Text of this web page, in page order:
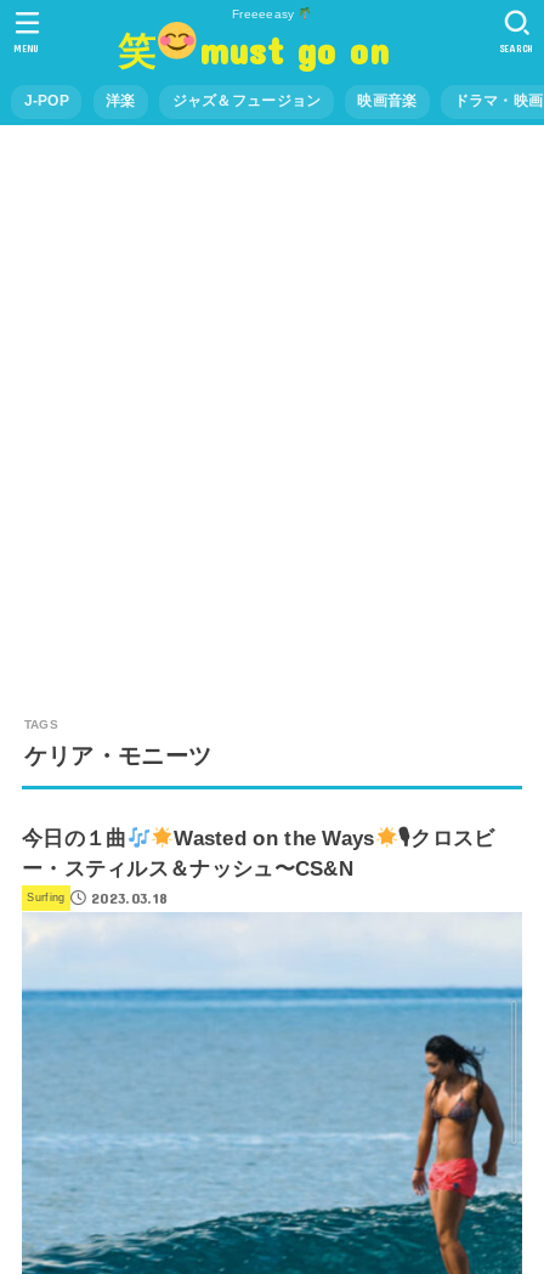
Freeeeasy
笑 must go on
J-POP 洋楽 ジャズ＆フュージョン 映画音楽 ドラマ・映
SEARCH
MENU
ケリア・モニーツ
今日の１曲 Wasted on the Ways
🎙クロスビ
ー・スティルス＆ナッシュ〜CS&N
Surfing 2023.03.18